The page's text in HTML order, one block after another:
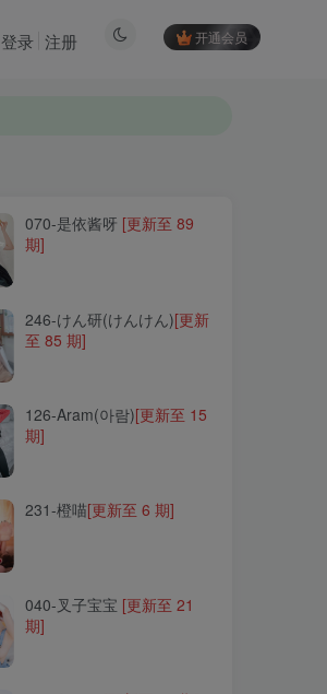
开通会员
登录 注册
126-Aram(아람)
231-橙喵
027-Azami
070-是依酱呀 [更新至 89
期]
246-けん研(けんけん)[更新
至 85 期]
126-Aram(아람)[更新至 15
期]
231-橙喵[更新至 6 期]
040-叉子宝宝 [更新至 21
期]